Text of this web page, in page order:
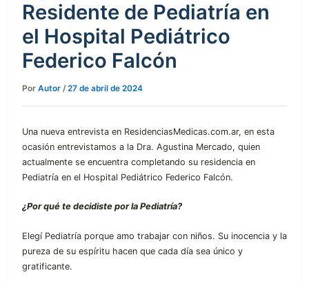
Residente de Pediatría en
el Hospital Pediátrico
Federico Falcón
Por Autor /27 de abril de 2024
Una nueva entrevista en ResidenciasMedicas.com.ar, en esta
ocasión entrevistamos a la Dra. Agustina Mercado, quien
actualmente se encuentra completando su residencia en
Pediatría en el Hospital Pediátrico Federico Falcón.
¿Por qué te decidiste por la Pediatría?
Elegí Pediatría porque amo trabajar con niños. Su inocencia y la
pureza de su espíritu hacen que cada día sea único y
gratificante.